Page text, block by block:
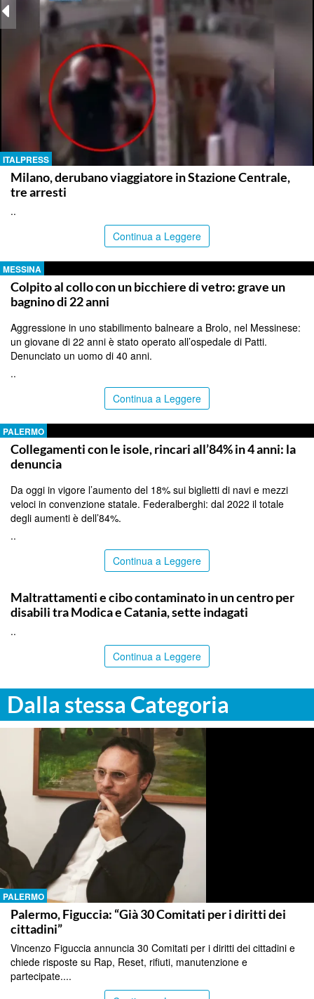
ITALPRESS
Milano, derubano viaggiatore in Stazione Centrale,
tre arresti
..
Continua a Leggere
MESSINA
Colpito al collo con un bicchiere di vetro: grave un
bagnino di 22 anni
Aggressione in uno stabilimento balneare a Brolo, nel Messinese:
un giovane di 22 anni è stato operato all’ospedale di Patti.
Denunciato un uomo di 40 anni.
..
Continua a Leggere
PALERMO
Collegamenti con le isole, rincari all’84% in 4 anni: la
denuncia
Da oggi in vigore l’aumento del 18% sui biglietti di navi e mezzi
veloci in convenzione statale. Federalberghi: dal 2022 il totale
degli aumenti è dell’84%.
..
Continua a Leggere
Maltrattamenti e cibo contaminato in un centro per
disabili tra Modica e Catania, sette indagati
..
Continua a Leggere
Dalla stessa Categoria
PALERMO
Palermo, Figuccia: “Già 30 Comitati per i diritti dei
cittadini”
Vincenzo Figuccia annuncia 30 Comitati per i diritti dei cittadini e
chiede risposte su Rap, Reset, rifiuti, manutenzione e
partecipate....